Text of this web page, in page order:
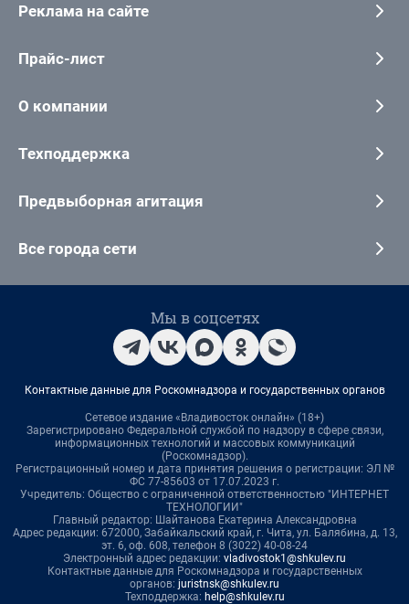
Реклама на сайте
Прайс-лист
О компании
Техподдержка
Предвыборная агитация
Все города сети
Мы в соцсетях
Контактные данные для Роскомнадзора и государственных органов
Сетевое издание «Владивосток онлайн» (18+)
Зарегистрировано Федеральной службой по надзору в сфере связи,
информационных технологий и массовых коммуникаций
(Роскомнадзор).
Регистрационный номер и дата принятия решения о регистрации: ЭЛ №
ФС 77-85603 от 17.07.2023 г.
Учредитель: Общество с ограниченной ответственностью "ИНТЕРНЕТ
ТЕХНОЛОГИИ"
Главный редактор: Шайтанова Екатерина Александровна
Адрес редакции: 672000, Забайкальский край, г. Чита, ул. Балябина, д. 13,
эт. 6, оф. 608, телефон 8 (3022) 40-08-24
Электронный адрес редакции: vladivostok1@shkulev.ru
Контактные данные для Роскомнадзора и государственных
органов: juristnsk@shkulev.ru
Техподдержка: help@shkulev.ru